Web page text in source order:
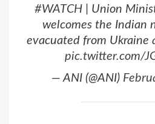
#WATCH| Union
welcomes the Indian
evacuated from Ukraine
pic.twitter.com/
— ANI (@ANI)